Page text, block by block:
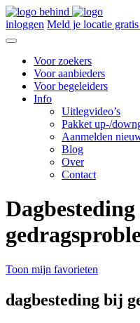
inloggen Meld je locatie gratis
Voor zoekers
Voor aanbieders
Voor begeleiders
Info
Uitlegvideo’s
Pakket up-/
Aanmelden
Blog
Over
Contact
Toon mijn favorieten
dagbesteding bij